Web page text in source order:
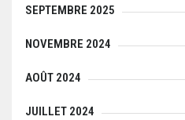
SEPTEMBRE 2025
NOVEMBRE 2024
AOÛT 2024
JUILLET 2024